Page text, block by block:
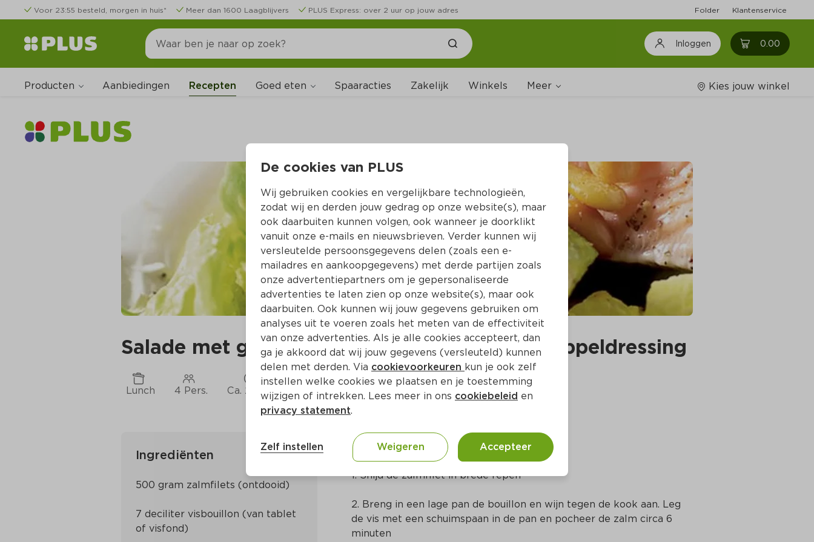
Voor 23:55 besteld, morgen in huis* Meer dan 1600 Laagblijvers PLUS Express: over 2 uur op jouw adres Folder Klantenservice
Inloggen 0.00 0
Producten Aanbiedingen Recepten Goed eten Spaaracties Zakelijk Winkels Meer
Wijnshop
Boodschappenlijstjes
Kies jouw winkel
Salade met gepocheerde zalmfilet en sinaasappeldressing
Lunch 4 Pers. Ca. 25 Min Frans
Ingrediënten
7 deciliter visbouillon (van tablet
Bereidingswijze
1. Snijd de zalmfilet in brede repen
2. Breng in een lage pan de bouillon en wijn tegen de kook aan. Leg
de vis met een schuimspaan in de pan en pocheer de zalm circa 6
minuten
De cookies van PLUS
Wij gebruiken cookies en vergelijkbare technologieën,
zodat wij en derden jouw gedrag op onze website(s), maar
ook daarbuiten kunnen volgen, ook wanneer je doorklikt
vanuit onze e-mails en nieuwsbrieven. Verder kunnen wij
versleutelde persoonsgegevens delen (zoals een e-
mailadres en aankoopgegevens) met derde partijen zoals
onze advertentiepartners om je gepersonaliseerde
advertenties te laten zien op onze website(s), maar ook
daarbuiten. Ook kunnen wij jouw gegevens gebruiken om
analyses uit te voeren zoals het meten van de effectiviteit
van onze advertenties. Als je alle cookies accepteert, dan
ga je akkoord dat wij jouw gegevens (versleuteld) kunnen
delen met derden. Via cookievoorkeuren kun je ook zelf
instellen welke cookies we plaatsen en je toestemming
wijzigen of intrekken. Lees meer in ons cookiebeleid en
privacy statement.
Zelf instellen Weigeren Accepteer